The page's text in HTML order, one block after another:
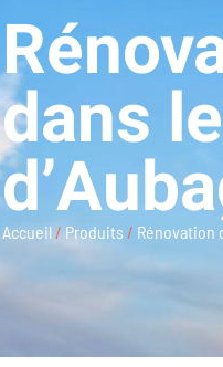
dans
Accueil/Produits / Rénovation